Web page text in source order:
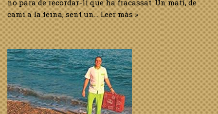
no para de recordar-li que ha fracassat. Un matí, de
camí a la feina, sent un…Leer más »